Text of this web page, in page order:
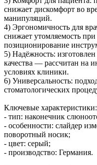
снижает дискомфорт во
манипуляций.
4) Эргономичность для
снижает утомляемость
позиционирование
5) Надёжность:
качества — рассчитан на
условиях клиники.
6) Универсальность:
стоматологических
Ключевые характеристики:
- тип: наконечник
- особенности: слайдер
поворотный носик;
- цвет: серый;
- производство: Германия.